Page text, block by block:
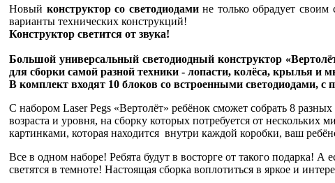
Новый конструктор со светодиодамине только обрадует своим
варианты технических конструкций!
Конструктор светится от звука!
Большой универсальный светодиодный конструктор
для сборки самой разной техники - лопасти, колёса, крылья и
В комплект входят 10 блоков со встроенными светодиодами,
С набором Laser Pegs «Вертолёт» ребёнок сможет собрать 8
возраста и уровня, на сборку которых потребуется от
картинками, которая находится внутри каждой коробки, ваш
Все в одном наборе! Ребята будут в восторге от такого подарка!
светятся в темноте! Настоящая сборка воплотиться в яркое и